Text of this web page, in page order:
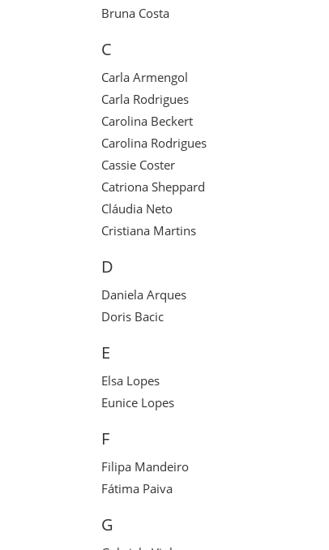
Bruna Costa
C
Carla Armengol
Carla Rodrigues
Carolina Beckert
Carolina Rodrigues
Cassie Coster
Catriona Sheppard
Cláudia Neto
Cristiana Martins
D
Daniela Arques
Doris Bacic
E
Elsa Lopes
Eunice Lopes
F
Filipa Mandeiro
Fátima Paiva
G